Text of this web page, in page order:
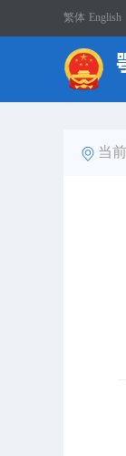
繁体 English
当